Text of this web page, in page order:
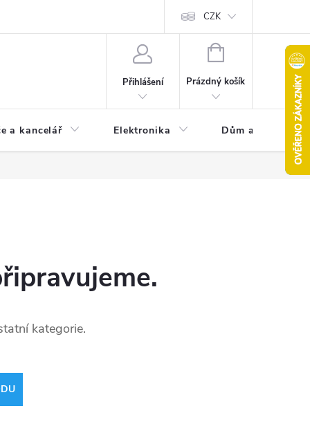
CZK
Přihlášení
NÁKUPNÍ
Prázdný košík
a kancelář Elektronika Dům a zahrada
kategorie.